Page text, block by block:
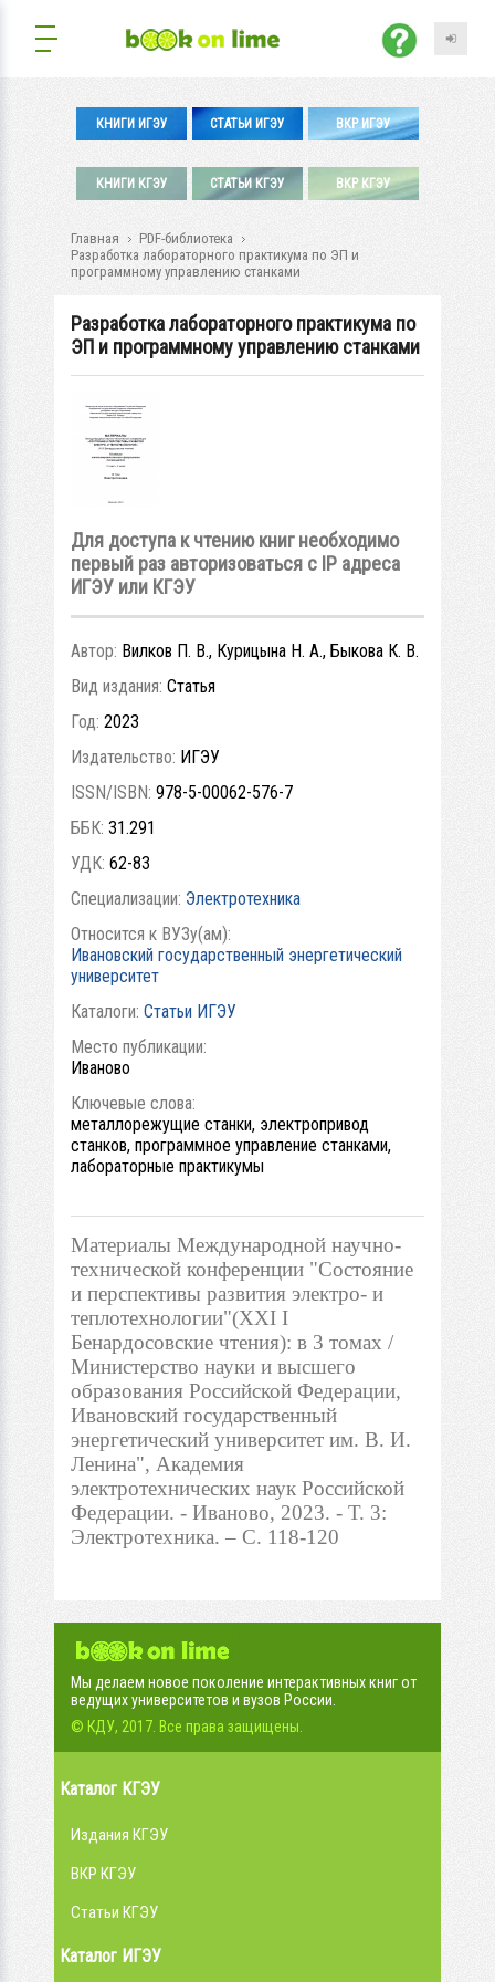
КНИГИ ИГЭУ СТАТЬИ ИГЭУ ВКР ИГЭУ
КНИГИ КГЭУ СТАТЬИ КГЭУ ВКР КГЭУ
Главная
PDF-библиотека
Разработка лабораторного практикума по ЭП и
программному управлению станками
Разработка лабораторного практикума по
ЭП и программному управлению станками
Для доступа к чтению книг необходимо
первый раз авторизоваться с IP адреса
ИГЭУ или КГЭУ
Автор: Вилков П. В., Курицына Н. А., Быкова К. В.
Вид издания: Статья
Год: 2023
Издательство: ИГЭУ
ISSN/ISBN: 978-5-00062-576-7
ББК: 31.291
УДК: 62-83
Специализации: Электротехника
Относится к ВУЗу(ам):
Ивановский государственный энергетический
университет
Каталоги: Статьи ИГЭУ
Место публикации:
Иваново
Ключевые слова:
металлорежущие станки, электропривод
станков, программное управление станками,
лабораторные практикумы
Материалы Международной научно-
технической конференции "Состояние
и перспективы развития электро- и
теплотехнологии"(XXI I
Бенардосовские чтения): в 3 томах /
Министерство науки и высшего
образования Российской Федерации,
Ивановский государственный
энергетический университет им. В. И.
Ленина", Академия
электротехнических наук Российской
Федерации. - Иваново, 2023. - Т. 3:
Электротехника. – С. 118-120
Мы делаем новое поколение интерактивных книг от
ведущих университетов и вузов России.
© КДУ, 2017. Все права защищены.
Каталог КГЭУ
Издания КГЭУ
ВКР КГЭУ
Статьи КГЭУ
Каталог ИГЭУ